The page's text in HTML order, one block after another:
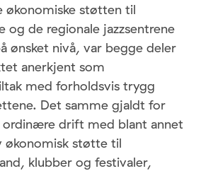
økonomiske støtten til
og de regionale jazzsentrene
ønsket nivå, var begge deler
anerkjent som
med forholdsvis trygg
Det samme gjaldt for
ordinære drift med blant annet
økonomisk støtte til
klubber og festivaler,